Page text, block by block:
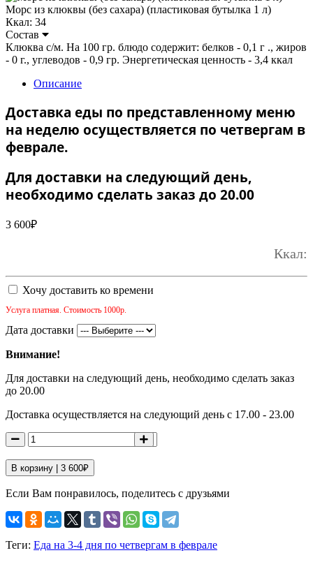
Морс из клюквы (без сахара) (пластиковая бутылка 1 л)
Ккал: 34
Состав
Клюква с/м. На 100 гр. блюдо содержит: белков - 0,1 г ., жиров
- 0 г., углеводов - 0,9 гр. Энергетическая ценность - 3,4 ккал
Описание
Доставка еды по представленному меню
на неделю осуществляется по четвергам в
феврале.
Для доставки на следующий день,
необходимо сделать заказ до 20.00
3 600₽
Ккал:
Хочу доставить ко времени
Услуга платная. Стоимость 1000р.
Дата доставки
Внимание!
Для доставки на следующий день, необходимо сделать заказ
до 20.00
Доставка осуществляется на следующий день с 17.00 - 23.00
В корзину | 3 600₽
Если Вам понравилось, поделитесь с друзьями
Теги: Еда на 3-4 дня по четвергам в феврале